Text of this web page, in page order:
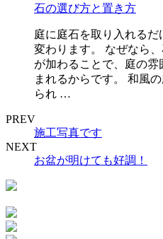
石の選び方と置き方
庭に庭石を取り入れる
変わります。 なぜなら
が加わることで、庭の
まれるからです。 和風
られ …
PREV
施工写真です
NEXT
お盆が明けても好調！